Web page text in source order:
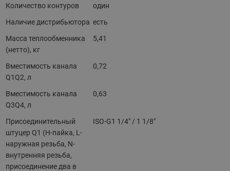
Количество контуров
один
Наличие дистрибьютора есть
Масса теплообменника
(нетто), кг
5,41
Вместимость канала
Q1Q2, л
0,72
Вместимость канала
Q3Q4, л
0,63
Присоединительный
штуцер Q1 (H-пайка, L-
наружная резьба, N-
внутренняя резьба,
присоединение два в
ISO-G1 1/4" / 1 1/8"